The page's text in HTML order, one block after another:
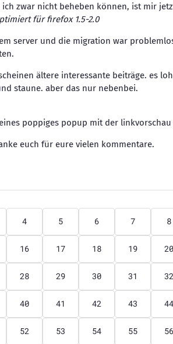
zwar nicht beheben können, ist mir
für firefox 1.5-2.0
server und die migration war
ältere interessante beiträge. es
staune. aber das nur nebenbei.
poppiges popup mit der linkvorschau
euch für eure vielen kommentare.
4 5 6 7 8
16 17 18 19 20
28 29 30 31 32
40 41 42 43 44
52 53 54 55 56